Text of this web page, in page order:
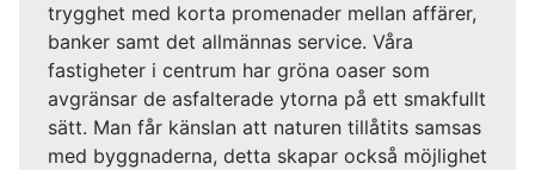
trygghet med korta promenader mellan affärer,
banker samt det allmännas service. Våra
fastigheter i centrum har gröna oaser som
avgränsar de asfalterade ytorna på ett smakfullt
sätt. Man får känslan att naturen tillåtits samsas
med byggnaderna, detta skapar också möjlighet